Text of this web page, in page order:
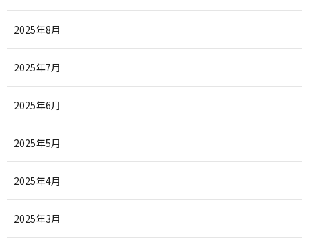
2025年8月
2025年7月
2025年6月
2025年5月
2025年4月
2025年3月